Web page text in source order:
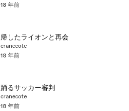
18 年前
帰したライオンと再会
cranecote
18 年前
踊るサッカー審判
cranecote
18 年前